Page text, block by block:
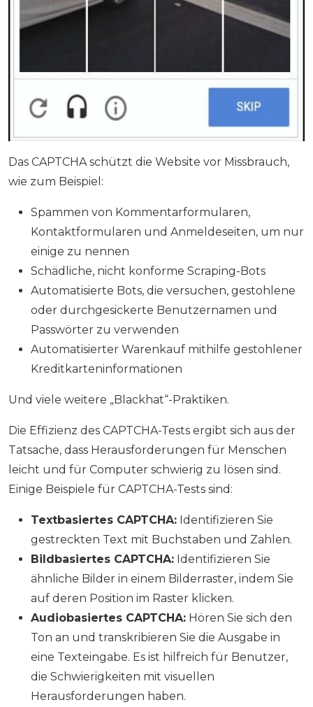
Das CAPTCHA schützt die Website vor Missbrauch,
wie zum Beispiel:
Spammen von Kommentarformularen,
Kontaktformularen und Anmeldeseiten, um nur
einige zu nennen
Schädliche, nicht konforme Scraping-Bots
Automatisierte Bots, die versuchen, gestohlene
oder durchgesickerte Benutzernamen und
Passwörter zu verwenden
Automatisierter Warenkauf mithilfe gestohlener
Kreditkarteninformationen
Und viele weitere „Blackhat“-Praktiken.
Die Effizienz des CAPTCHA-Tests ergibt sich aus der
Tatsache, dass Herausforderungen für Menschen
leicht und für Computer schwierig zu lösen sind.
Einige Beispiele für CAPTCHA-Tests sind:
Textbasiertes CAPTCHA: Identifizieren Sie
gestreckten Text mit Buchstaben und Zahlen.
Bildbasiertes CAPTCHA: Identifizieren Sie
ähnliche Bilder in einem Bilderraster, indem Sie
auf deren Position im Raster klicken.
Audiobasiertes CAPTCHA: Hören Sie sich den
Ton an und transkribieren Sie die Ausgabe in
eine Texteingabe. Es ist hilfreich für Benutzer,
die Schwierigkeiten mit visuellen
Herausforderungen haben.